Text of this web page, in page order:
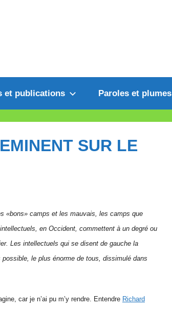
et publications Paroles et plumes
SUR LE
«bons» camps et les mauvais, les camps que
en Occident, commettent à un degré ou
Les intellectuels qui se disent de gauche la
le plus énorme de tous, dissimulé dans
car je n’ai pu m’y rendre. Entendre Richard